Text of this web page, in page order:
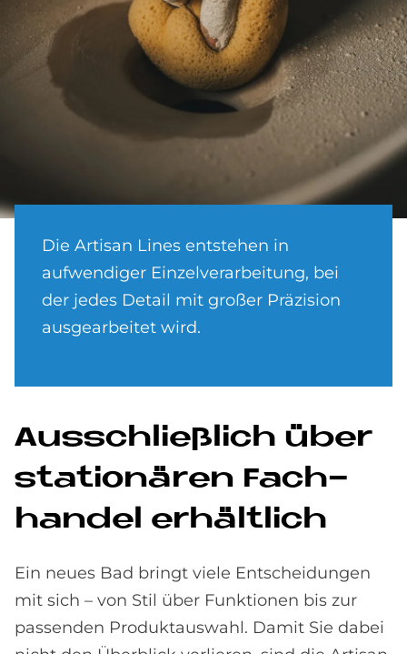
Die Artisan Lines entstehen in
aufwendiger Einzelverarbeitung, bei
der jedes Detail mit großer Präzision
ausgearbeitet wird.
Aus­schließ­lich über
sta­tio­nä­ren Fach­
han­del er­hält­lich
Ein neues Bad bringt viele Entscheidungen
mit sich – von Stil über Funktionen bis zur
passenden Produktauswahl. Damit Sie dabei